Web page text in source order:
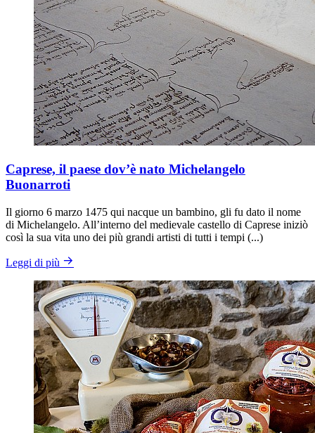
Caprese, il paese dov’è nato Michelangelo
Buonarroti
Il giorno 6 marzo 1475 qui nacque un bambino, gli fu dato il nome
di Michelangelo. All’interno del medievale castello di Caprese iniziò
così la sua vita uno dei più grandi artisti di tutti i tempi (...)
Leggi di più